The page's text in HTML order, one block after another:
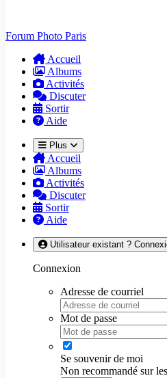
Forum Photo Paris
Accueil
Albums
Activités
Discuter
Sortir
Aide
Plus
Accueil
Albums
Activités
Discuter
Sortir
Aide
Utilisateur existant ?
Connexion
Adresse de courriel
Mot de passe
Se souvenir de moi
Non recommandé sur